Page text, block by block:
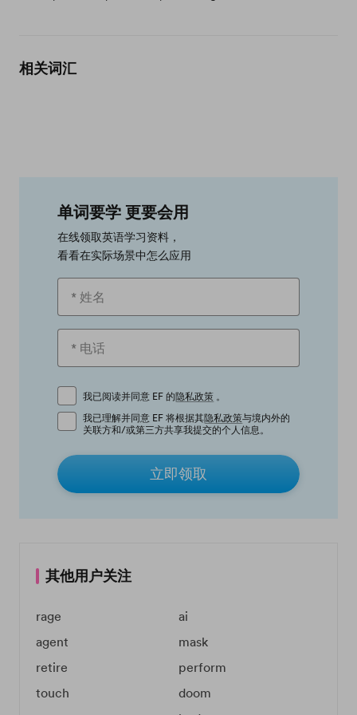
相关词汇
单词要学 更要会用
在线领取英语学习资料，
看看在实际场景中怎么应用
我已阅读并同意 EF 的隐私政策 。
我已理解并同意 EF 将根据其隐私政策与境内外的
关联方和/或第三方共享我提交的个人信息。
立即领取
其他用户关注
rage
ai
agent
mask
retire
perform
touch
doom